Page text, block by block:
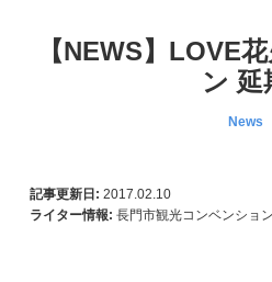
【NEWS】LOVE
ン 延
News
記事更新日: 2017.02.10
ライター情報: 長門市観光コンベンショ